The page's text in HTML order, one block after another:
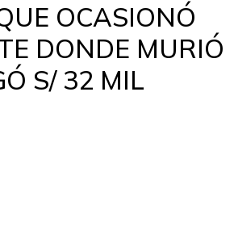
OCASIONÓ
DONDE MURIÓ
S/ 32 MIL